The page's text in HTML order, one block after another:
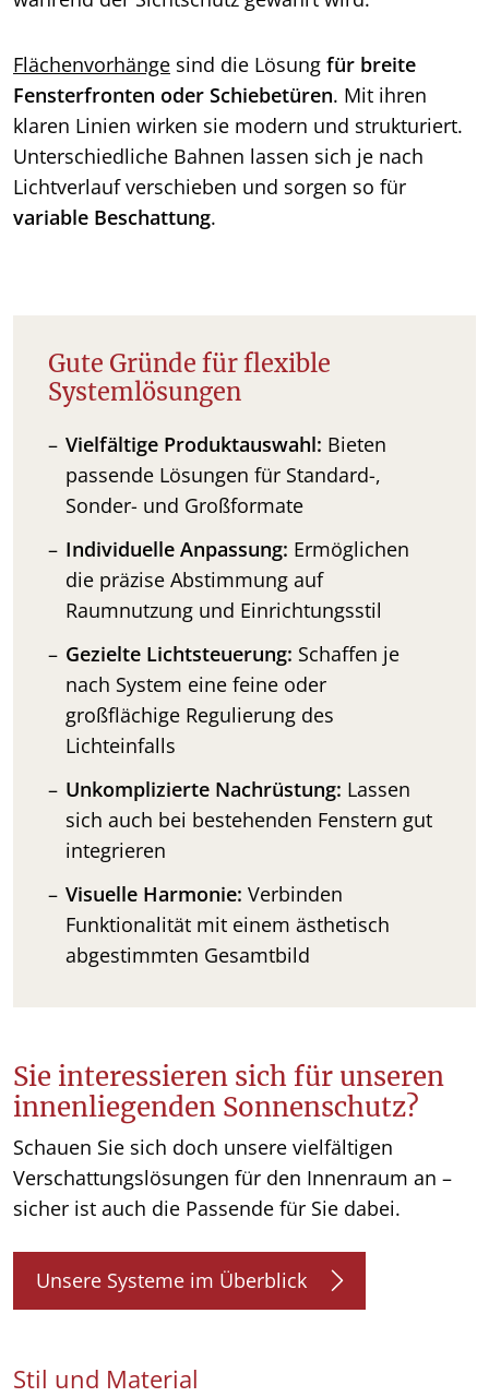
Flächenvorhänge sind die Lösung für breite
Fensterfronten oder Schiebetüren. Mit ihren
klaren Linien wirken sie modern und strukturiert.
Unterschiedliche Bahnen lassen sich je nach
Lichtverlauf verschieben und sorgen so für
variable Beschattung.
Gute Gründe für flexible
Systemlösungen
Vielfältige Produktauswahl: Bieten
passende Lösungen für Standard-,
Sonder- und Großformate
Individuelle Anpassung: Ermöglichen
die präzise Abstimmung auf
Raumnutzung und Einrichtungsstil
Gezielte Lichtsteuerung: Schaffen je
nach System eine feine oder
großflächige Regulierung des
Lichteinfalls
Unkomplizierte Nachrüstung: Lassen
sich auch bei bestehenden Fenstern gut
integrieren
Visuelle Harmonie: Verbinden
Funktionalität mit einem ästhetisch
abgestimmten Gesamtbild
Sie interessieren sich für unseren
innenliegenden Sonnenschutz?
Schauen Sie sich doch unsere vielfältigen
Verschattungslösungen für den Innenraum an –
sicher ist auch die Passende für Sie dabei.
Unsere Systeme im Überblick
Stil und Material